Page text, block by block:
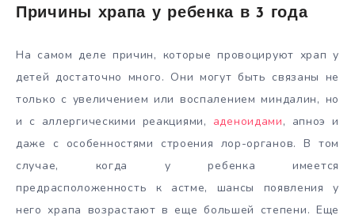
Причины храпа у ребенка в 3 года
На самом деле причин, которые провоцируют храп у
детей достаточно много. Они могут быть связаны не
только с увеличением или воспалением миндалин, но
и с аллергическими реакциями, аденоидами, апноэ и
даже с особенностями строения лор-органов. В том
случае, когда у ребенка имеется
предрасположенность к астме, шансы появления у
него храпа возрастают в еще большей степени. Еще